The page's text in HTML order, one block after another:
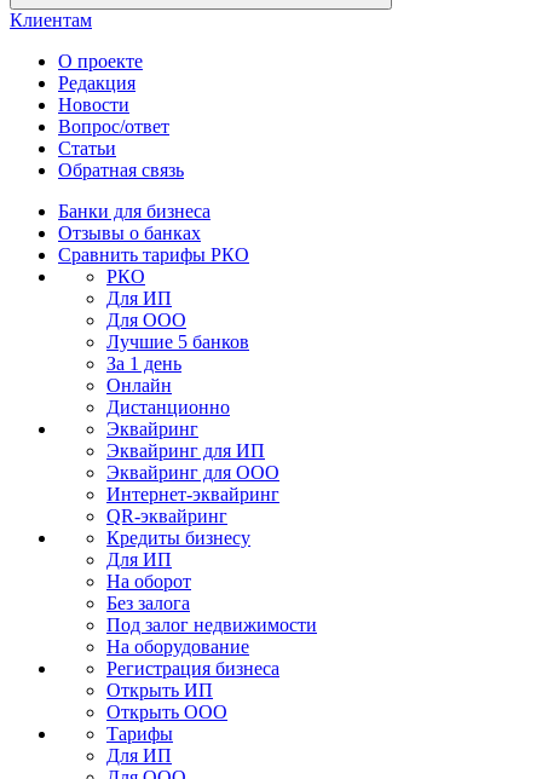
Клиентам
О проекте
Редакция
Новости
Вопрос/ответ
Статьи
Обратная связь
Банки для бизнеса
Отзывы о банках
Сравнить тарифы РКО
РКО
Для ИП
Для ООО
Лучшие 5 банков
За 1 день
Онлайн
Дистанционно
Эквайринг
Эквайринг для ИП
Эквайринг для ООО
Интернет-эквайринг
QR-эквайринг
Кредиты бизнесу
Для ИП
На оборот
Без залога
Под залог недвижимости
На оборудование
Регистрация бизнеса
Открыть ИП
Открыть ООО
Тарифы
Для ИП